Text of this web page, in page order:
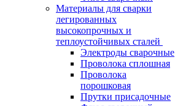
Материалы для сварки
легированных
высокопрочных и
теплоустойчивых сталей
Электроды сварочные
Проволока сплошная
Проволока
порошковая
Прутки присадочные